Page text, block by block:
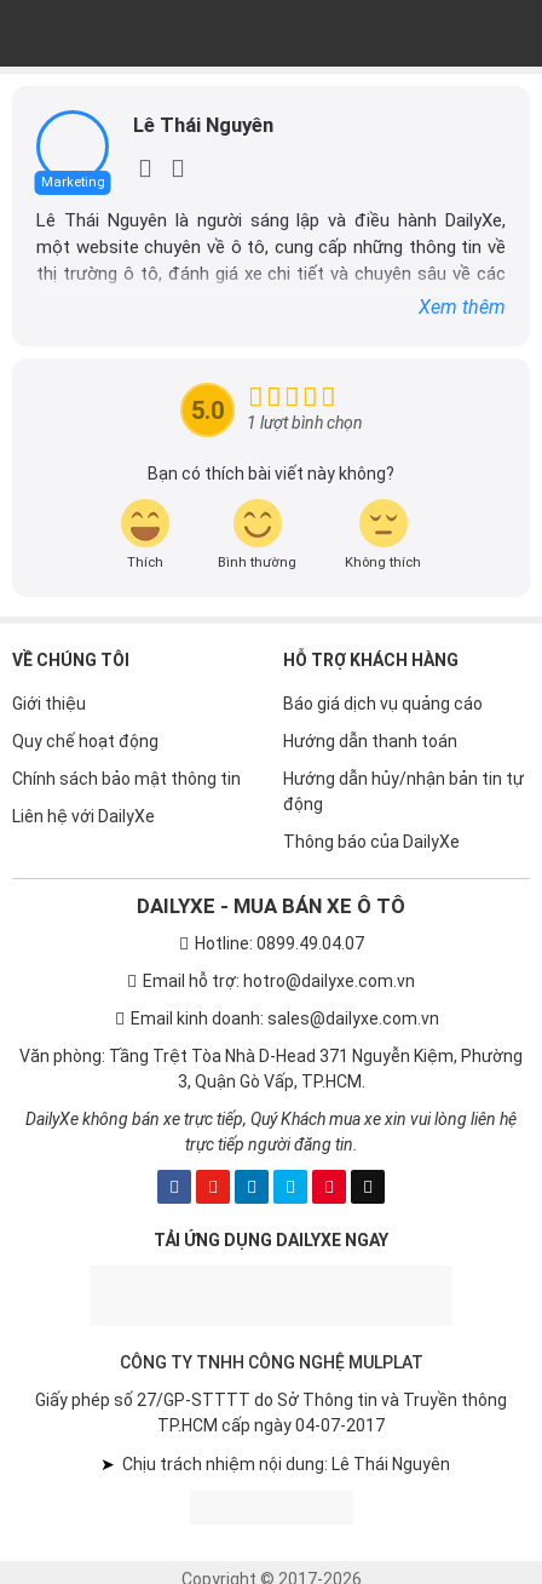
Marketing
Lê Thái Nguyên
Lê Thái Nguyên là người sáng lập và điều hành DailyXe,
một website chuyên về ô tô, cung cấp những thông tin về
thị trường ô tô, đánh giá xe chi tiết và chuyên sâu về các
đầu cho những người yêu thích ô tô tại Việt Nam. Hãy
theo dõi tôi để cập nhật thông tin về thị trường ô tô
Xem thêm
5.0 1 lượt bình chọn
Bạn có thích bài viết này không?
Thích Bình thường Không thích
VỀ CHÚNG TÔI
Giới thiệu
Quy chế hoạt động
Chính sách bảo mật thông tin
Liên hệ với DailyXe
HỖ TRỢ KHÁCH HÀNG
Báo giá dịch vụ quảng cáo
Hướng dẫn thanh toán
Hướng dẫn hủy/nhận bản tin tự
động
Thông báo của DailyXe
DAILYXE - MUA BÁN XE Ô TÔ
Hotline: 0899.49.04.07
Email hỗ trợ: hotro@dailyxe.com.vn
Email kinh doanh: sales@dailyxe.com.vn
Văn phòng: Tầng Trệt Tòa Nhà D-Head 371 Nguyễn Kiệm, Phường
3, Quận Gò Vấp, TP.HCM.
DailyXe không bán xe trực tiếp, Quý Khách mua xe xin vui lòng liên hệ
trực tiếp người đăng tin.
TẢI ỨNG DỤNG DAILYXE NGAY
CÔNG TY TNHH CÔNG NGHỆ MULPLAT
Giấy phép số 27/GP-STTTT do Sở Thông tin và Truyền thông
TP.HCM cấp ngày 04-07-2017
➤ Chịu trách nhiệm nội dung: Lê Thái Nguyên
Copyright © 2017-2026